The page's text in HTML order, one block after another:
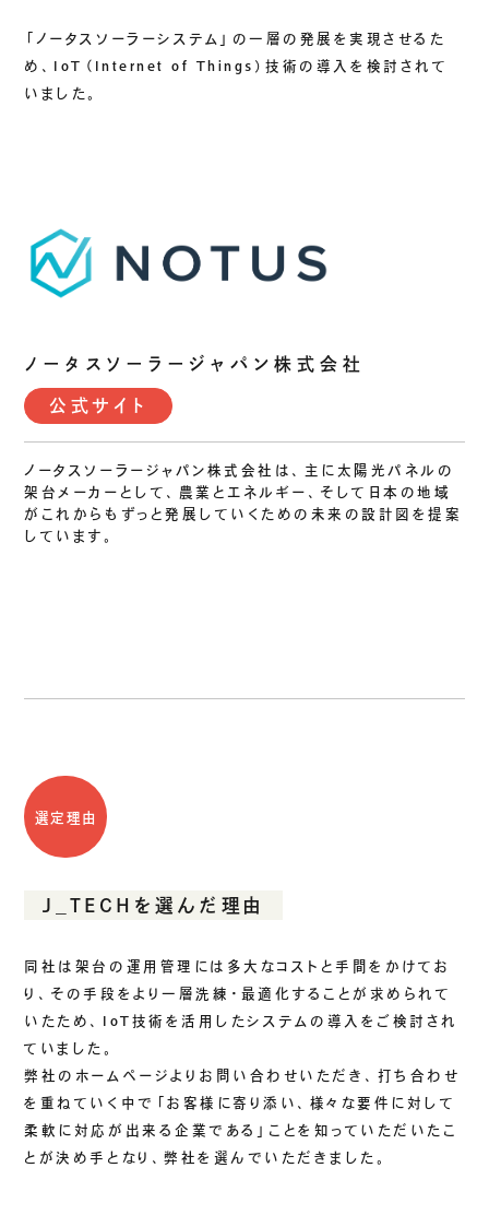
「ノータスソーラーシステム」の一層の発展を実現させるた
め、IoT（Internet of Things）技術の導入を検討されて
いました。
ノータスソーラージャパン株式会社
公式サイト
ノータスソーラージャパン株式会社は、主に太陽光パネルの
架台メーカーとして、農業とエネルギー、そして日本の地域
がこれからもずっと発展していくための未来の設計図を提案
しています。
選定理由
J_TECHを選んだ理由
同社は架台の運用管理には多大なコストと手間をかけてお
り、その手段をより一層洗練・最適化することが求められて
いたため、IoT技術を活用したシステムの導入をご検討され
ていました。
弊社のホームページよりお問い合わせいただき、打ち合わせ
を重ねていく中で「お客様に寄り添い、様々な要件に対して
柔軟に対応が出来る企業である」ことを知っていただいたこ
とが決め手となり、弊社を選んでいただきました。